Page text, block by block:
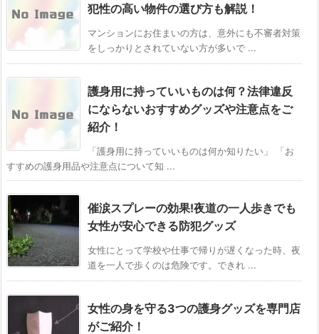
犯性の高い物件の選び方も解説！
マンションにお住まいの方は、意外にも不審者対策
をしっかりとされていない方が多いで ...
護身用に持っていいものは何？法律違反
にならないおすすめグッズや注意点をご
紹介！
「護身用に持っていいものは何か知りたい」 「お
すすめの護身用品や注意点について知 ...
催涙スプレーの効果!夜道の一人歩きでも
女性が安心できる防犯グッズ
女性にとって学校や仕事で帰りが遅くなった時、夜
道を一人で歩くのは危険です。できれ ...
女性の身を守る3つの護身グッズを専門店
がご紹介！